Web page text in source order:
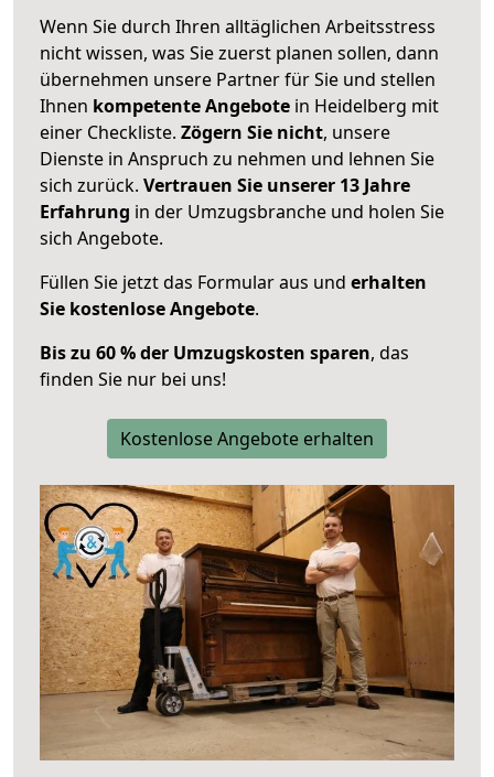
Wenn Sie durch Ihren alltäglichen Arbeitsstress
nicht wissen, was Sie zuerst planen sollen, dann
übernehmen unsere Partner für Sie und stellen
Ihnen kompetente Angebote in Heidelberg mit
einer Checkliste. Zögern Sie nicht, unsere
Dienste in Anspruch zu nehmen und lehnen Sie
sich zurück. Vertrauen Sie unserer 13 Jahre
Erfahrung in der Umzugsbranche und holen Sie
sich Angebote.
Füllen Sie jetzt das Formular aus und erhalten
Sie kostenlose Angebote.
Bis zu 60 % der Umzugskosten sparen, das
finden Sie nur bei uns!
Kostenlose Angebote erhalten